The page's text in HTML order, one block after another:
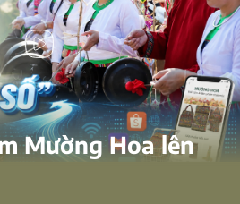
Mường Hoa lên